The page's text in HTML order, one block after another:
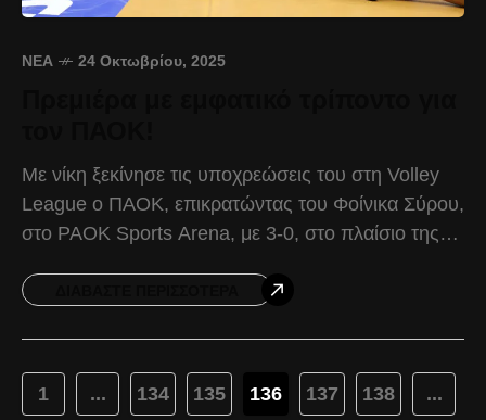
ΝΈΑ 24 Οκτωβρίου, 2025
Με νίκη ξεκίνησε τις υποχρεώσεις του στη Volley
League ο ΠΑΟΚ, επικρατώντας του Φοίνικα Σύρου,
στο PAOK Sports Arena, με 3-0, στο πλαίσιο της
1 ... 134 135 136 137 138 ...